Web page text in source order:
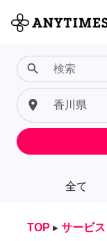
全て
search
place
TOP ▸ サービス